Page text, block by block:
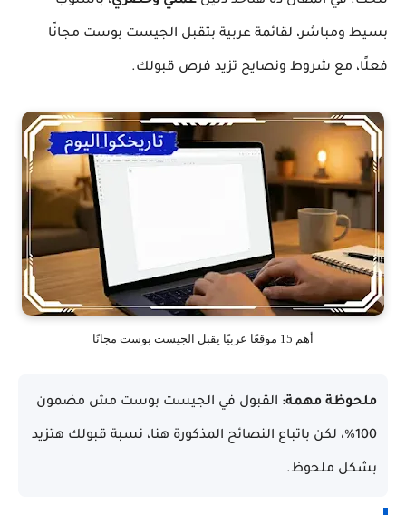
بسيط ومباشر، لقائمة عربية بتقبل الجيست بوست مجانًا
فعلًا، مع شروط ونصايح تزيد فرص قبولك.
أهم 15 موقعًا عربيًا يقبل الجيست بوست مجانًا
ملحوظة مهمة: القبول في الجيست بوست مش مضمون
100%، لكن باتباع النصائح المذكورة هنا، نسبة قبولك هتزيد
بشكل ملحوظ.